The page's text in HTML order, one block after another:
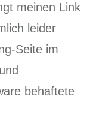
meinen Link
leider
Seite im
behaftete